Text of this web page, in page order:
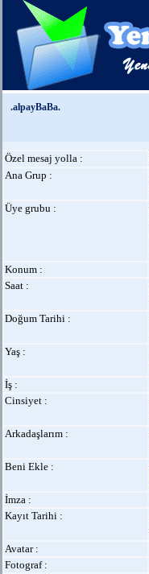
.alpayBaBa.
Özel mesaj yolla :
Ana Grup :
Üye grubu :
Konum :
Saat :
Doğum Tarihi :
Yaş :
İş :
Cinsiyet :
Arkadaşlarım :
Beni Ekle :
İmza :
Kayıt Tarihi :
Avatar :
Fotograf :